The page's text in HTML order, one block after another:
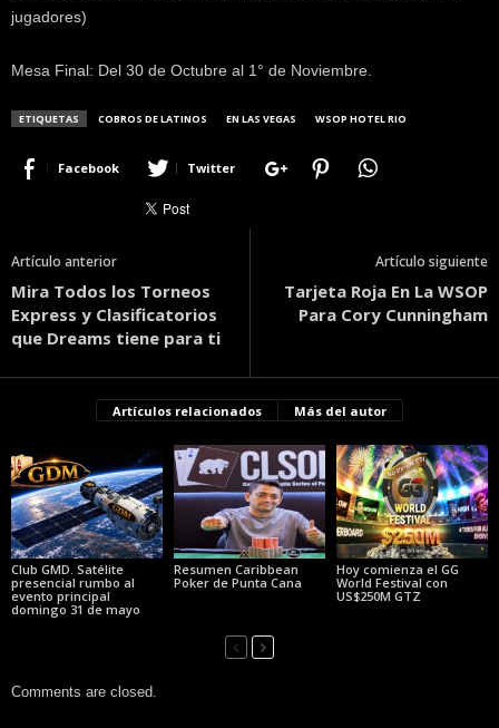
jugadores)
Mesa Final: Del 30 de Octubre al 1° de Noviembre.
ETIQUETAS COBROS DE LATINOS EN LAS VEGAS WSOP HOTEL RIO
Facebook Twitter
Artículo anterior
Mira Todos los Torneos
Express y Clasificatorios
que Dreams tiene para ti
Artículo siguiente
Tarjeta Roja En La WSOP
Para Cory Cunningham
Artículos relacionados Más del autor
Club GMD. Satélite
presencial rumbo al
evento principal
domingo 31 de mayo
Resumen Caribbean
Poker de Punta Cana
Hoy comienza el GG
World Festival con
US$250M GTZ
Comments are closed.